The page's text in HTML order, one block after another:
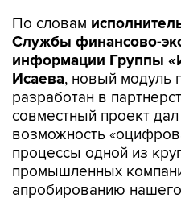
По словам
Службы финансово-
информации Группы
Исаева, новый
разработан в
совместный проект
возможность
процессы одной из
промышленных
апробированию